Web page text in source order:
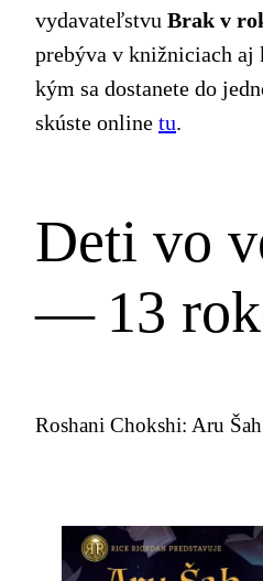
vydavateľstvu Brak v
prebýva v knižniciach aj
kým sa dostanete do
skúste online tu.
Deti vo
— 13
Roshani Chokshi: Aru